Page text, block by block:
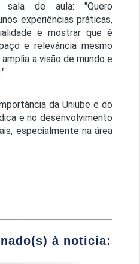
de aula: "Quero
experiências práticas,
e mostrar que é
e relevância mesmo
a visão de mundo e
da Uniube e do
e no desenvolvimento
especialmente na área
à noticia: